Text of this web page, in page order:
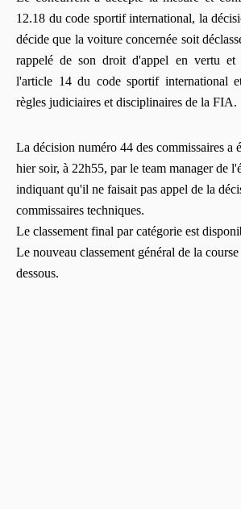
12.18 du code sportif international, la
décide que la voiture concernée soit
rappelé de son droit d'appel en vertu et
l'article 14 du code sportif international
règles judiciaires et disciplinaires de la FIA.
La décision numéro 44 des commissaires a
hier soir, à 22h55, par le team manager de
indiquant qu'il ne faisait pas appel de la
commissaires techniques.
Le classement final par catégorie est
Le nouveau classement général de la
dessous.